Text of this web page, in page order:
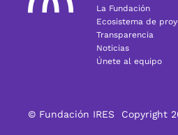
La Fundación
Ecosistema de
Transparencia
Noticias
Únete al equipo
© Fundación IRES Copyright